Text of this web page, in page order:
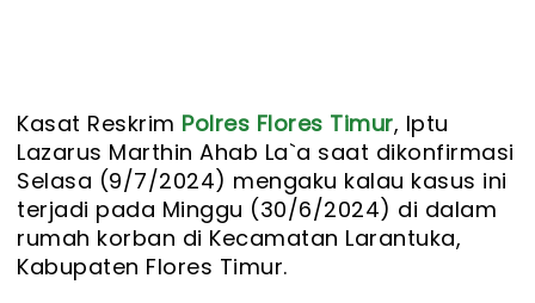
Kasat Reskrim Polres Flores Timur, Iptu
Lazarus Marthin Ahab La`a saat dikonfirmasi
Selasa (9/7/2024) mengaku kalau kasus ini
terjadi pada Minggu (30/6/2024) di dalam
rumah korban di Kecamatan Larantuka,
Kabupaten Flores Timur.